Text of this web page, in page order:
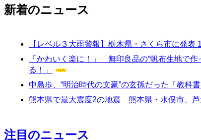
新着のニュース
【レベル３大雨警報】栃木県・さくら市に発表
「かわいく楽に！」 無印良品の“帆布生地で
る！」
中島歩、“明治時代の文豪”の玄孫だった「教科
熊本県で最大震度2の地震 熊本県・水俣市、
注目のニュース